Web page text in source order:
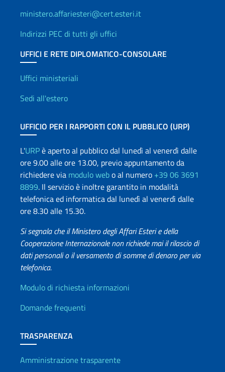
ministero.affariesteri@cert.esteri.it
Indirizzi PEC di tutti gli uffici
UFFICI E RETE DIPLOMATICO-CONSOLARE
Uffici e Rete diplomatica
Uffici ministeriali
Sedi all'estero
UFFICIO PER I RAPPORTI CON IL PUBBLICO (URP)
L'URPè aperto al pubblico dal lunedì al venerdì dalle
ore 9.00 alle ore 13.00, previo appuntamento da
richiedere via modulo webo al numero +39 06 3691
8899. Il servizio è inoltre garantito in modalità
telefonica ed informatica dal lunedì al venerdì dalle
ore 8.30 alle 15.30.
Si segnala che il Ministero degli Affari Esteri e della
Cooperazione Internazionale non richiede mai il rilascio di
dati personali o il versamento di somme di denaro per via
telefonica.
Info utili
Modulo di richiesta informazioni
Domande frequenti
TRASPARENZA
Amministrazione trasparente